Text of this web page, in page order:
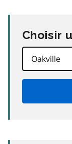
Choisir